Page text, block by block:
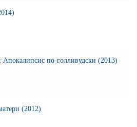
Апокалипсис по-голливудски (2013)
(2012)